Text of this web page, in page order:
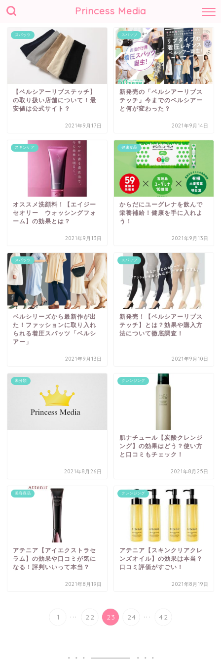
Princess Media
スパッツ
【ベルシアーリブステッチ】
の取り扱い店舗について！最
安値は公式サイト？
2021年9月17日
スパッツ
新発売の「ベルシアーリブス
テッチ」今までのベルシアー
と何が変わった？
2021年9月14日
スキンケア
オススメ洗顔料！【エイジー
セオリー ウォッシングフォ
ーム】の効果とは？
2021年9月13日
健康食品
からだにユーグレナを飲んで
栄養補給！健康を手に入れよ
う！
2021年9月13日
スパッツ
ベルシリーズから最新作が出
た！ファッションに取り入れ
られる着圧スパッツ「ベルシ
アー」
2021年9月13日
スパッツ
新発売！【ベルシアーリブス
テッチ】とは？効果や購入方
法について徹底調査！
2021年9月10日
未分類
2021年8月26日
クレンジング
肌ナチュール【炭酸クレンジ
ング】の効果はどう？使い方
と口コミもチェック！
2021年8月25日
美容商品
アテニア【アイエクストラセ
ラム】の効果や口コミが気に
なる！評判いいって本当？
2021年8月19日
クレンジング
アテニア【スキンクリアクレ
ンズオイル】の効果は本当？
口コミ評価がすごい！
2021年8月19日
1 ... 22 23 24 ... 42